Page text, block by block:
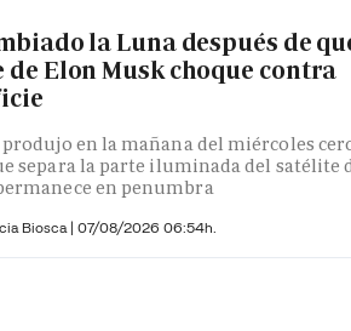
la Luna después de
de Elon Musk choque contra
produjo en la mañana del miércoles
separa la parte iluminada del satélite
en penumbra
Biosca | 07/08/2026 06:54h.